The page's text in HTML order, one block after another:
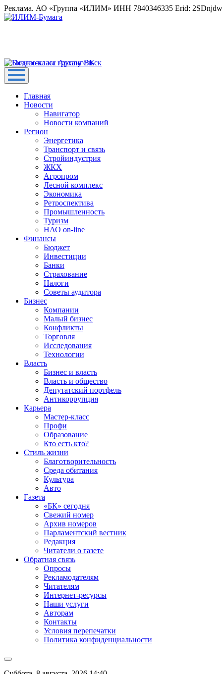
Реклама. АО «Группа «ИЛИМ» ИНН 7840346335 Erid:
Главная
Новости
Навигатор
Новости компаний
Регион
Энергетика
Транспорт и связь
Стройиндустрия
ЖКХ
Агропром
Лесной комплекс
Экономика
Ретроспектива
Промышленность
Туризм
НАО on-line
Финансы
Бюджет
Инвестиции
Банки
Страхование
Налоги
Советы аудитора
Бизнес
Компании
Малый бизнес
Конфликты
Торговля
Исследования
Технологии
Власть
Бизнес и власть
Власть и общество
Депутатский портфель
Антикоррупция
Карьера
Мастер-класс
Профи
Образование
Кто есть кто?
Стиль жизни
Благотворительность
Среда обитания
Культура
Авто
Газета
«БК» сегодня
Свежий номер
Архив номеров
Парламентский вестник
Редакция
Читатели о газете
Обратная связь
Опросы
Рекламодателям
Читателям
Интернет-ресурсы
Наши услуги
Авторам
Контакты
Условия перепечатки
Политика конфиденциальности